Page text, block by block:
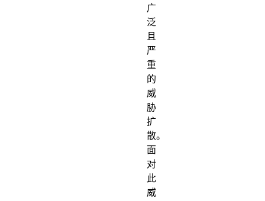
广
泛
且
严
重
的
威
胁
扩
散。
面
对
此
威